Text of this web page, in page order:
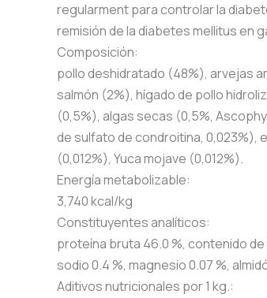
regularment para controlar la
remisión de la diabetes mellitus en
Composición:
pollo deshidratado (48%), arvejas
salmón (2%), hígado de pollo
(0,5%), algas secas (0,5%,
de sulfato de condroitina, 0,023%),
(0,012%), Yuca mojave (0,012%).
Energía metabolizable:
3,740 kcal/kg
Constituyentes analíticos:
proteína bruta 46.0 %, contenido de
sodio 0.4 %, magnesio 0.07 %,
Aditivos nutricionales por 1 kg.: